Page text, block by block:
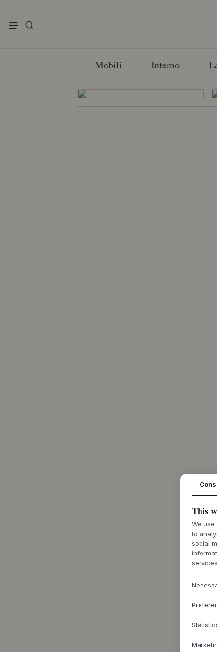
Mobili Interno
This
We use
to
social